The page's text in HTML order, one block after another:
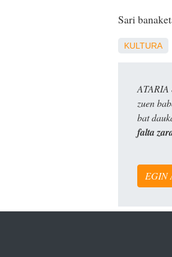
Sari
KULTURA
ATARIA
zuen
bat
falta
EGIN